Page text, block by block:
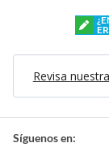
Revisa
Síguenos en: